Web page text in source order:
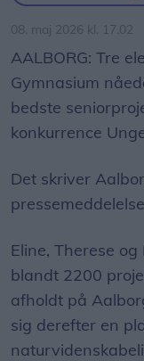
08. maj 2026 kl. 17.02
AALBORG: Tre
Gymnasium
bedste
konkurrence
Det skriver
Eline, Therese
blandt 2200
afholdt på
sig derefter en